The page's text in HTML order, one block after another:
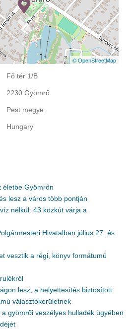
© OpenStreetMap
Fő tér 1/B
2230 Gyömrő
Pest megye
Hungary
életbe Gyömrőn
lesz a város több pontján
nélkül: 43 közkút várja a
Hivatalban július 27. és
vesztik a régi, könyv formátumú
lesz, a helyettesítés biztosított
választókerületnek
gyömrői veszélyes hulladék ügyében